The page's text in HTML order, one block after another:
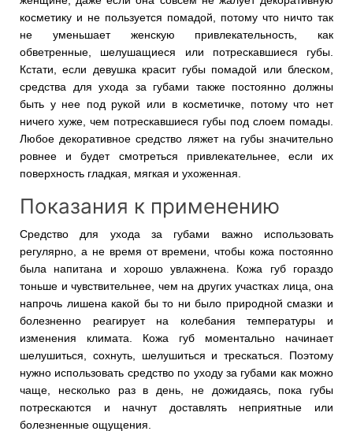
косметику и не пользуется помадой, потому что ничто так
не уменьшает женскую привлекательность, как
обветренные, шелушащиеся или потрескавшиеся губы.
Кстати, если девушка красит губы помадой или блеском,
средства для ухода за губами также постоянно должны
быть у нее под рукой или в косметичке, потому что нет
ничего хуже, чем потрескавшиеся губы под слоем помады.
Любое декоративное средство ляжет на губы значительно
ровнее и будет смотреться привлекательнее, если их
поверхность гладкая, мягкая и ухоженная.
Показания к применению
Средство для ухода за губами важно использовать
регулярно, а не время от времени, чтобы кожа постоянно
была напитана и хорошо увлажнена. Кожа губ гораздо
тоньше и чувствительнее, чем на других участках лица, она
напрочь лишена какой бы то ни было природной смазки и
болезненно реагирует на колебания температуры и
изменения климата. Кожа губ моментально начинает
шелушиться, сохнуть, шелушиться и трескаться. Поэтому
нужно использовать средство по уходу за губами как можно
чаще, несколько раз в день, не дожидаясь, пока губы
потрескаются и начнут доставлять неприятные или
болезненные ощущения.